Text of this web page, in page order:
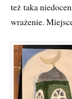
też taka
wrażenie.